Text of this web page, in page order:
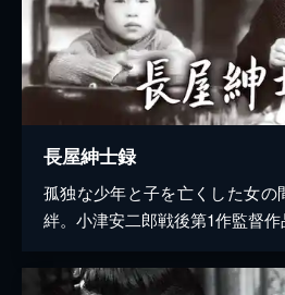
長屋紳士録
孤独な少年と子を亡くした女の
絆。小津安二郎戦後第1作監督作